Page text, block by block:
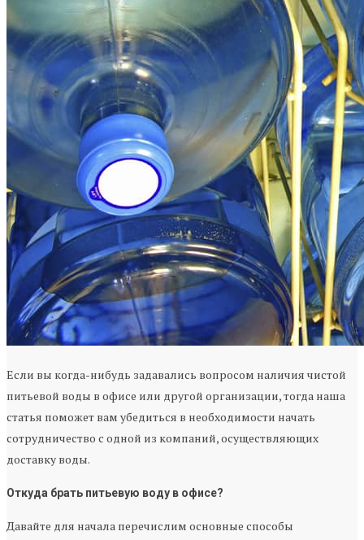
Если вы когда-нибудь задавались вопросом наличия чистой
питьевой воды в офисе или другой организации, тогда наша
статья поможет вам убедиться в необходимости начать
сотрудничество с одной из компаний, осуществляющих
доставку воды.
Откуда брать питьевую воду в офисе?
Давайте для начала перечислим основные способы